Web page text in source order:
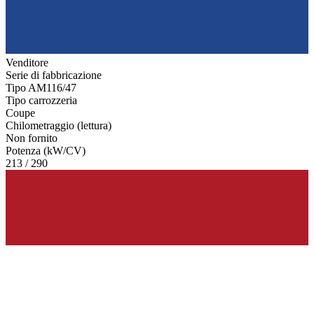
Venditore
Serie di fabbricazione
Tipo AM116/47
Tipo carrozzeria
Coupe
Chilometraggio (lettura)
Non fornito
Potenza (kW/CV)
213 / 290